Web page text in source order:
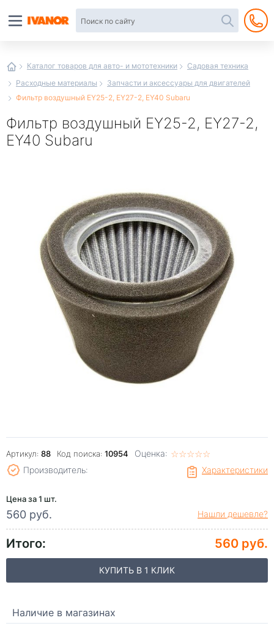
Каталог товаров для авто- и мототехники
Садовая техника
Расходные материалы
Запчасти и аксессуары для двигателей
Фильтр воздушный EY25-2, EY27-2, EY40 Subaru
Фильтр воздушный EY25-2, EY27-2,
EY40 Subaru
Артикул: 88 Код поиска: 10954 Оценка: ☆☆☆☆☆
★★★★★
Характеристики
Производитель:
Цена за 1 шт.
560 руб. Нашли дешевле?
Итого: 560 руб.
КУПИТЬ В 1 КЛИК
Наличие в магазинах
интернет-